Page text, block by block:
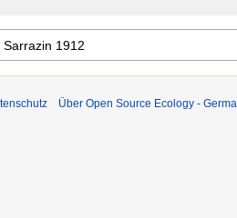
Über Open Source Ecology -